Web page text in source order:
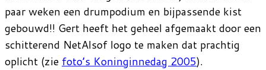
paar weken een drumpodium en bijpassende kist
gebouwd!! Gert heeft het geheel afgemaakt door een
schitterend NetAlsof logo te maken dat prachtig
oplicht (zie foto’s Koninginnedag 2005).